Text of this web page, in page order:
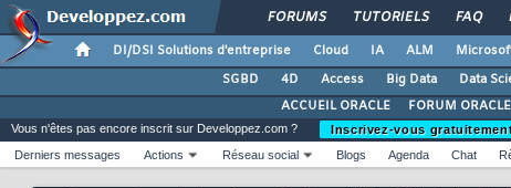
FORUMS TUTORIELS FAQ
DI/DSI Solutions d'entreprise Cloud IA ALM
SGBD
4D Access Big Data Data
ACCUEIL ORACLE
FORUM ORACLE
Vous n'êtes pas encore inscrit sur Developpez.com ?
Inscrivez-vous
Derniers messages
Actions Réseau social Blogs Agenda Chat